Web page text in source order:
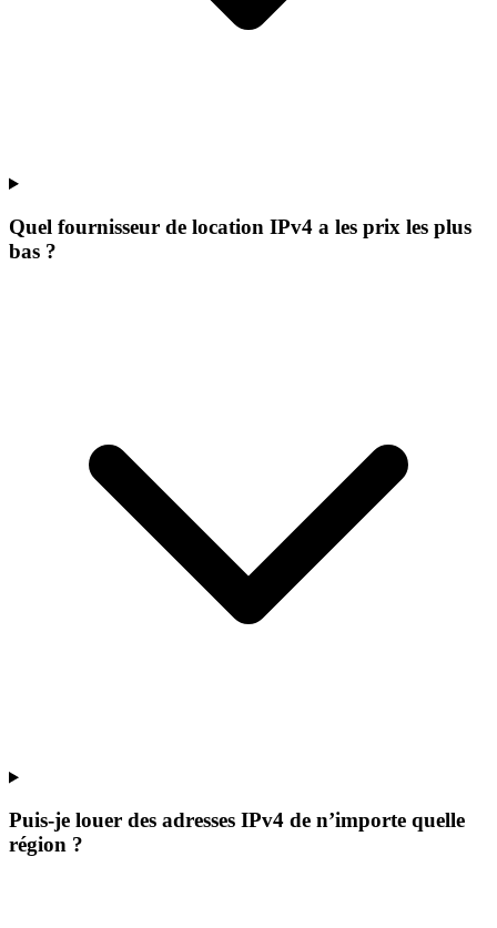
Quel fournisseur de location IPv4 a les prix les plus
bas ?
Puis-je louer des adresses IPv4 de n’importe quelle
région ?